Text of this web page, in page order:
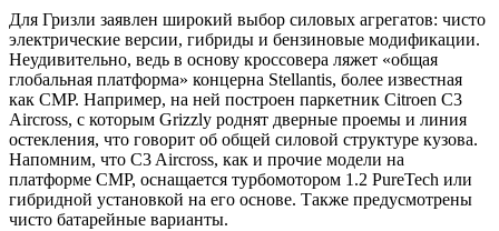
Для Гризли заявлен широкий выбор силовых агрегатов: чисто
электрические версии, гибриды и бензиновые модификации.
Неудивительно, ведь в основу кроссовера ляжет «общая
глобальная платформа» концерна Stellantis, более известная
как CMP. Например, на ней построен паркетник Citroen C3
Aircross, с которым Grizzly роднят дверные проемы и линия
остекления, что говорит об общей силовой структуре кузова.
Напомним, что C3 Aircross, как и прочие модели на
платформе CMP, оснащается турбомотором 1.2 PureTech или
гибридной установкой на его основе. Также предусмотрены
чисто батарейные варианты.